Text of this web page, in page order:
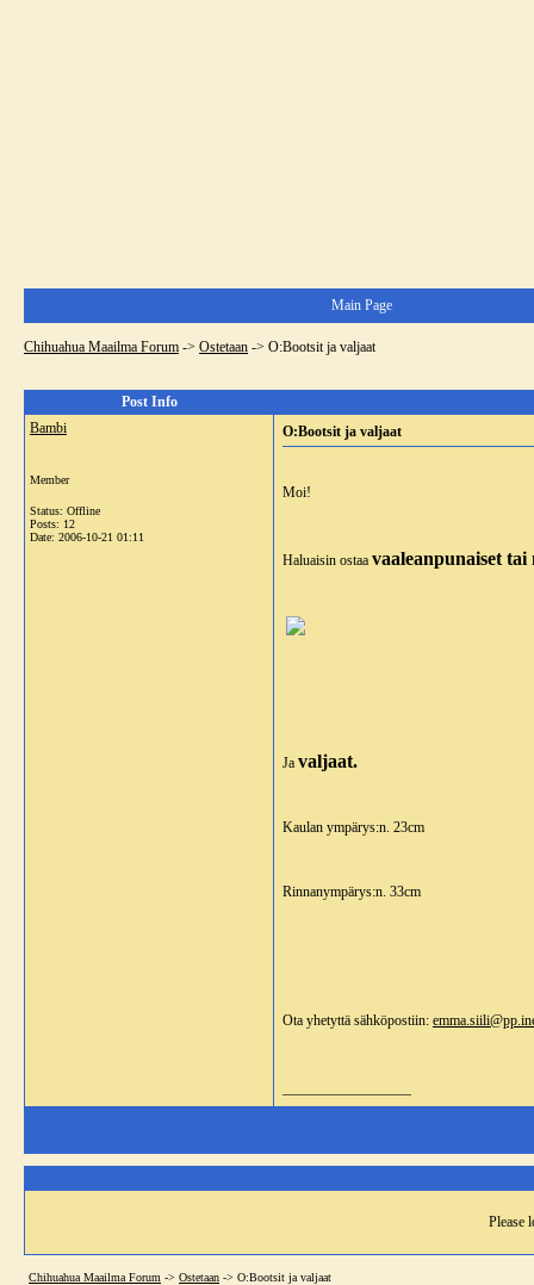
Main Page
Chihuahua Maailma Forum -> Ostetaan -> O:Bootsit ja valjaat
Post Info
Bambi
Member
Status: Offline
Posts: 12
Date: 2006-10-21 01:11
O:Bootsit ja valjaat
Moi!
Haluaisin ostaa vaaleanpunaiset tai
Ja valjaat.
Kaulan ympärys:n. 23cm
Rinnanympärys:n. 33cm
Ota yhetyttä sähköpostiin:
Please
Chihuahua Maailma Forum -> Ostetaan -> O:Bootsit ja valjaat